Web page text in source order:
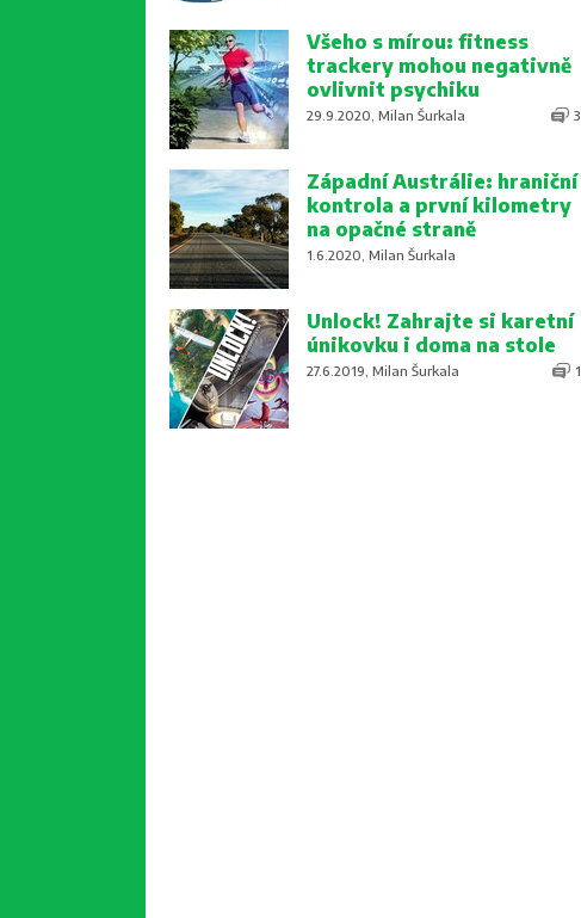
Všeho s mírou: fitness
trackery mohou negativně
ovlivnit psychiku
29.9.2020, Milan Šurkala 3
Západní Austrálie: hraniční
kontrola a první kilometry
na opačné straně
1.6.2020, Milan Šurkala
Unlock! Zahrajte si karetní
únikovku i doma na stole
27.6.2019, Milan Šurkala 1